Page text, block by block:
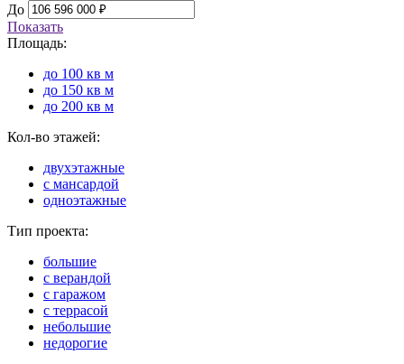
До
Показать
Площадь:
до 100 кв м
до 150 кв м
до 200 кв м
Кол-во этажей:
двухэтажные
с мансардой
одноэтажные
Тип проекта:
большие
с верандой
с гаражом
с террасой
небольшие
недорогие